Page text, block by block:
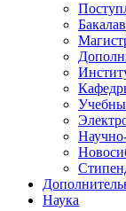
Наука